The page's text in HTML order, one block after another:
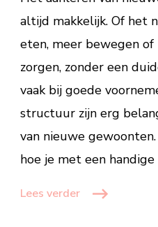
altijd makkelijk. Of het
eten, meer bewegen
zorgen, zonder een
vaak bij goede
structuur zijn erg
van nieuwe
hoe je met een handige
Lees verder